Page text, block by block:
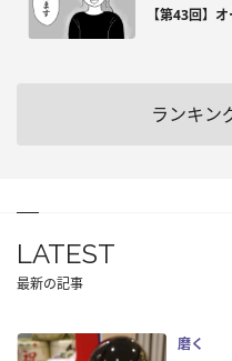
【第43回】
ランキン
LATEST
最新の記事
磨く